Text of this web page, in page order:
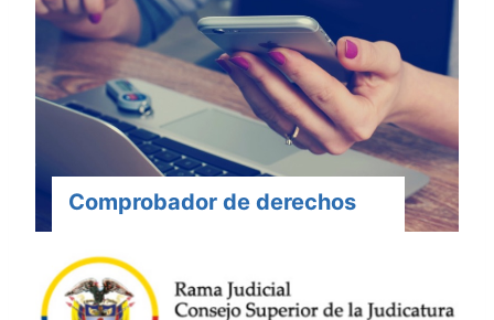
Comprobador de derechos